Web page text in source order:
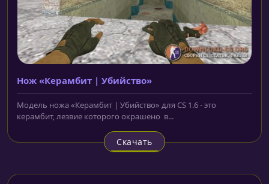
Нож «Керамбит | Убийство»
Модель ножа «Керамбит | Убийство» для CS 1.6 - это
керамбит, лезвие которого окрашено в...
Скачать